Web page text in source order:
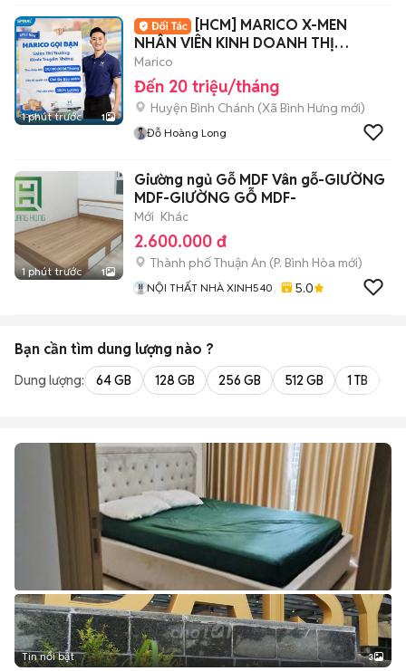
1 phút trước 1
[HCM] MARICO X-MEN
NHÂN VIÊN KINH DOANH THỊ
TRƯỜNG
Marico
Đến 20 triệu/tháng
Huyện Bình Chánh (Xã Bình Hưng mới)
Đỗ Hoàng Long
1 phút trước 1
Giường ngủ Gỗ MDF Vân gỗ-GIƯỜNG
MDF-GIƯỜNG GỖ MDF-
Mới Khác
2.600.000 đ
Thành phố Thuận An (P. Bình Hòa mới)
NỘI THẤT NHÀ XINH540 5.0
Bạn cần tìm dung lượng nào ?
Dung lượng: 64 GB 128 GB 256 GB 512 GB 1 TB
Tin nổi bật 3